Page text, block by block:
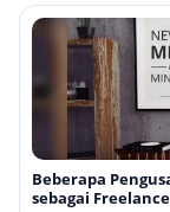
Beberapa
sebagai